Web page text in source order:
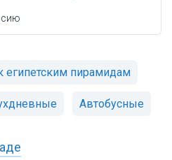
египетским пирамидам
Автобусные